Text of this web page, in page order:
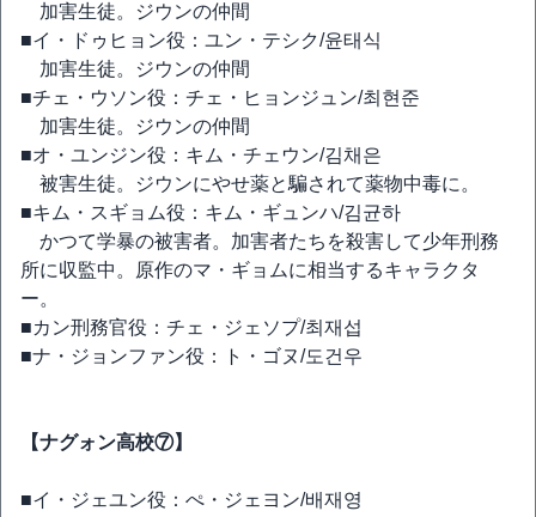
加害生徒。ジウンの仲間
■イ・ドゥヒョン役：ユン・テシク/윤태식
加害生徒。ジウンの仲間
■チェ・ウソン役：チェ・ヒョンジュン/최현준
加害生徒。ジウンの仲間
■オ・ユンジン役：キム・チェウン/김채은
被害生徒。ジウンにやせ薬と騙されて薬物中毒に。
■キム・スギョム役：キム・ギュンハ/김균하
かつて学暴の被害者。加害者たちを殺害して少年刑務
所に収監中。原作のマ・ギョムに相当するキャラクタ
ー。
■カン刑務官役：チェ・ジェソプ/최재섭
■ナ・ジョンファン役：ト・ゴヌ/도건우
【ナグォン高校⑦】
■イ・ジェユン役：ぺ・ジェヨン/배재영